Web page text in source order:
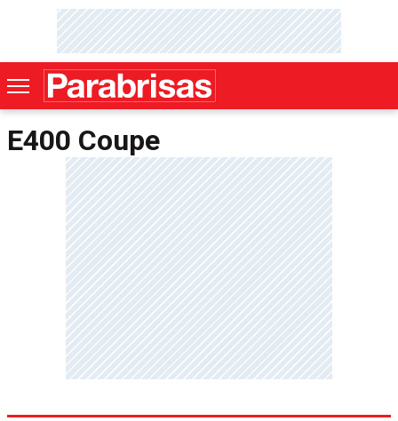
E400 Coupe